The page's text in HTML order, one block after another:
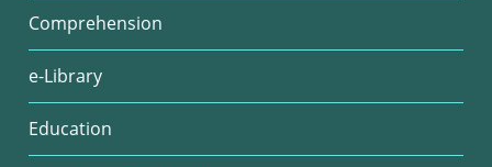
Comprehension
e-Library
Education